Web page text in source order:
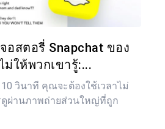
อสตอรี่ Snapchat ของ
ให้พวกเขารู้:...
วินาที คุณจะต้องใช้เวลาไม่
ดูผ่านภาพถ่ายส่วนใหญ่ที่ถูก